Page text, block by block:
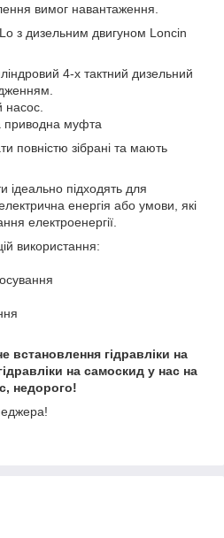
вимог навантаження.
Lo з дизельним двигуном Loncin
4-х тактний дизельний
приводна муфта
повністю зібрані та мають
ідеально підходять для
енергія або умови, які
електроенергії.
використання:
встановлення гідравліки на
на самоскид у нас на
недорого!